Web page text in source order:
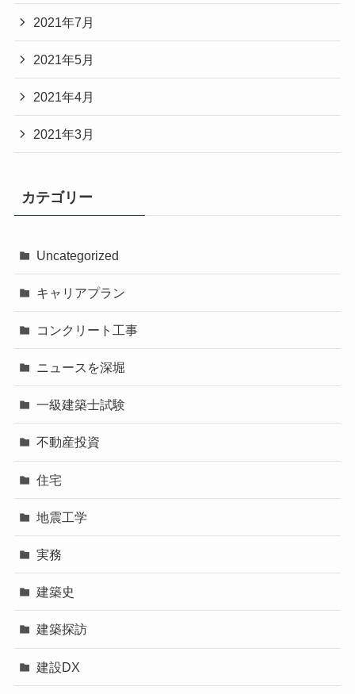
2021年7月
2021年5月
2021年4月
2021年3月
カテゴリー
Uncategorized
キャリアプラン
コンクリート工事
ニュースを深堀
一級建築士試験
不動産投資
住宅
地震工学
実務
建築史
建築探訪
建設DX